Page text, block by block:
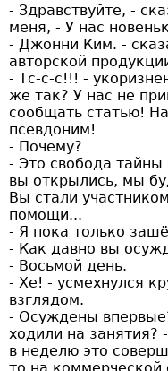
- Здравствуйте, -
меня, - У нас
- Джонни Ким. -
авторской
- Тс-с-с!!! -
же так? У нас не
сообщать статью!
псевдоним!
- Почему?
- Это свобода
вы открылись, мы
Вы стали
помощи...
- Я пока только
- Как давно вы
- Восьмой день.
- Хе! - усмехнулся
взглядом.
- Осуждены
ходили на занятия?
в неделю это